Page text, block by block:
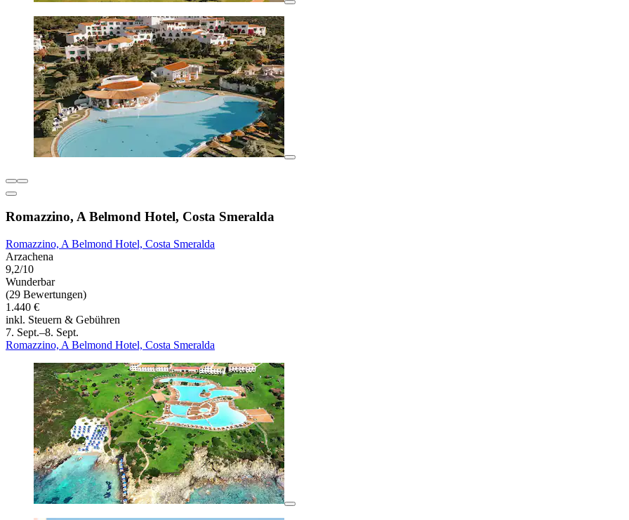
Romazzino, A Belmond Hotel, Costa Smeralda
Romazzino, A Belmond Hotel, Costa Smeralda
Arzachena
9,2/10
Wunderbar
(29 Bewertungen)
1.440 €
inkl. Steuern & Gebühren
7. Sept.–8. Sept.
Romazzino, A Belmond Hotel, Costa Smeralda